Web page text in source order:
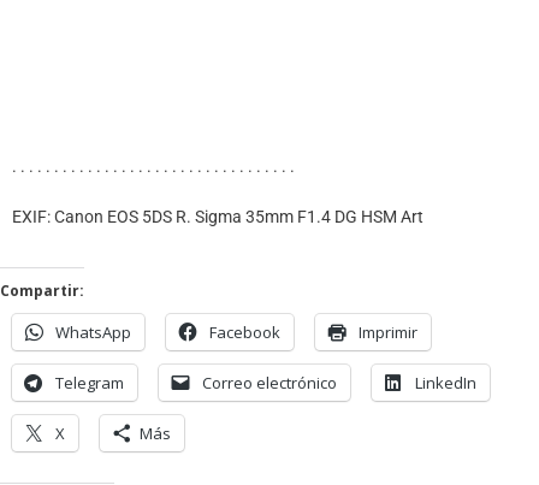
. . . . . . . . . . . . . . . . . . . . . . . . . . . . . . . . . .
EXIF: Canon EOS 5DS R. Sigma 35mm F1.4 DG HSM Art
Compartir:
WhatsApp Facebook Imprimir
Telegram Correo electrónico LinkedIn
X Más